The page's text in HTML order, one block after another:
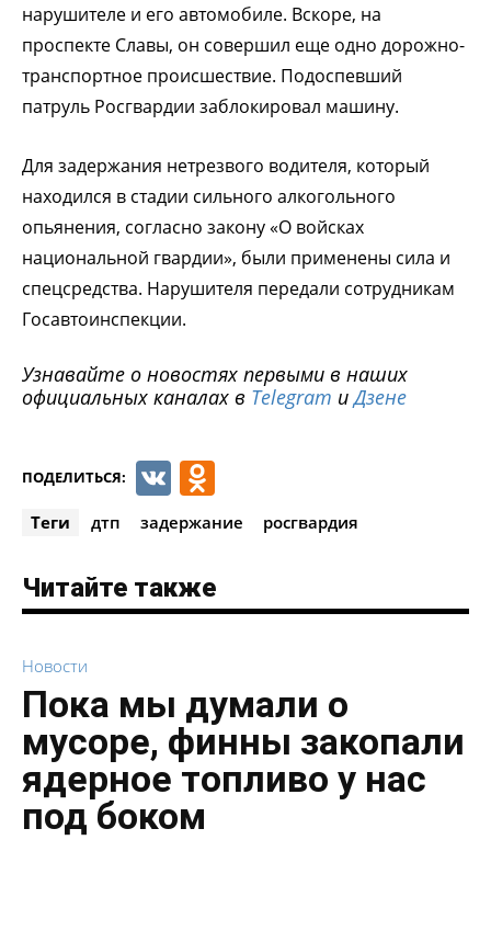
нарушителе и его автомобиле. Вскоре, на
проспекте Славы, он совершил еще одно дорожно-
транспортное происшествие. Подоспевший
патруль Росгвардии заблокировал машину.
Для задержания нетрезвого водителя, который
находился в стадии сильного алкогольного
опьянения, согласно закону «О войсках
национальной гвардии», были применены сила и
спецсредства. Нарушителя передали сотрудникам
Госавтоинспекции.
Узнавайте о новостях первыми в наших
официальных каналах в Telegram иДзене
ПОДЕЛИТЬСЯ: VK
Теги дтп задержание росгвардия
Читайте также
Новости
Пока мы думали о
мусоре, финны закопали
ядерное топливо у нас
под боком